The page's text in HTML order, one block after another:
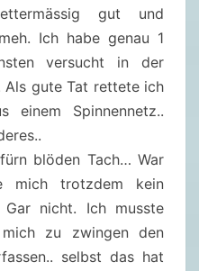
gut und
Ich habe genau 1
versucht in der
Als gute Tat rettete ich
einem Spinnennetz..
blöden Tach… War
mich trotzdem kein
Gar nicht. Ich musste
zu zwingen den
selbst das hat